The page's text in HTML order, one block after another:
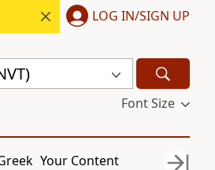
Start free. LOG IN/SIGN UP
Font Size
Your Content